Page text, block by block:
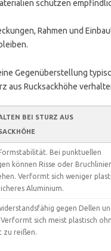
schützen
Rahmen und
Gegenüberstellung
aus Rucksackhöhe
BEI STURZ AUS
Bei punktuellen
können Risse oder
Verformt sich weniger
Aluminium.
gegen Dellen
Verformt sich meist plastisch
zu reißen.